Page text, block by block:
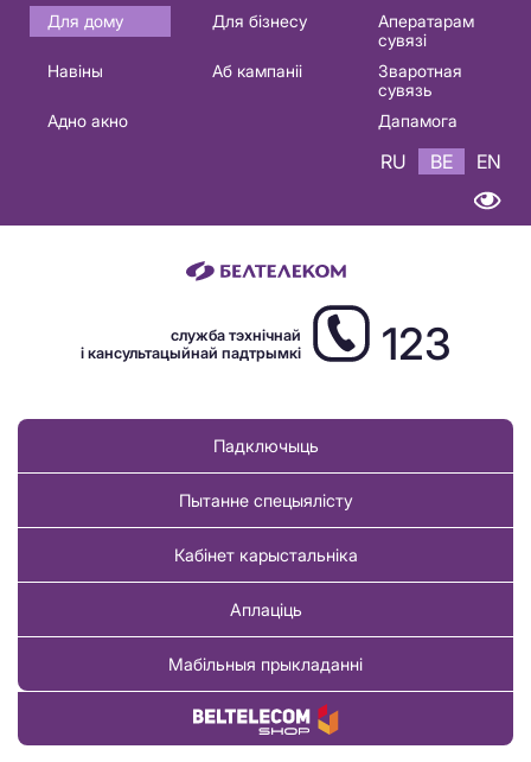
Основная
навигация
Для дому Для бізнесу
Аператарам
сувязі
Навіны
Аб кампаніі
Зваротная
сувязь
Адно акно
Дапамога
RU BE EN
служба тэхнічнай
і кансультацыйнай падтрымкі
123
Падключыць
Пытанне спецыялісту
Кабінет карыстальніка
Аплаціць
Мабільныя прыкладанні
Купіць тавар